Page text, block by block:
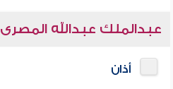
عبدالملك عبدالله المصرى
أذان